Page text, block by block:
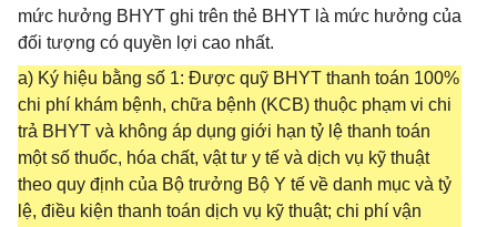
mức hưởng BHYT ghi trên thẻ BHYT là mức hưởng của
đối tượng có quyền lợi cao nhất.
a) Ký hiệu bằng số 1: Được quỹ BHYT thanh toán 100%
chi phí khám bệnh, chữa bệnh (KCB) thuộc phạm vi chi
trả BHYT và không áp dụng giới hạn tỷ lệ thanh toán
một số thuốc, hóa chất, vật tư y tế và dịch vụ kỹ thuật
theo quy định của Bộ trưởng Bộ Y tế về danh mục và tỷ
lệ, điều kiện thanh toán dịch vụ kỹ thuật; chi phí vận